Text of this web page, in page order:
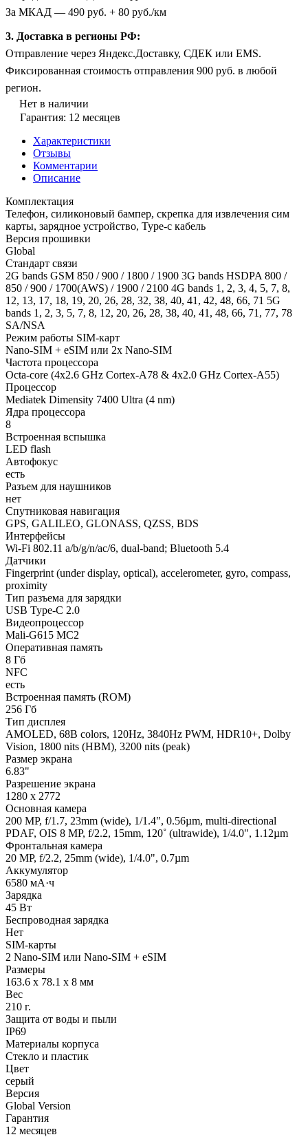
За МКАД — 490 руб. + 80 руб./км
3. Доставка в регионы РФ:
Отправление через Яндекс.Доставку, СДЕК или EMS.
Фиксированная стоимость отправления 900 руб. в любой
регион.
Нет в наличии
Гарантия: 12 месяцев
Характеристики
Отзывы
Комментарии
Описание
Комплектация
Телефон, силиконовый бампер, скрепка для извлечения сим
карты, зарядное устройство, Type-c кабель
Версия прошивки
Global
Стандарт связи
2G bands GSM 850 / 900 / 1800 / 1900 3G bands HSDPA 800 /
850 / 900 / 1700(AWS) / 1900 / 2100 4G bands 1, 2, 3, 4, 5, 7, 8,
12, 13, 17, 18, 19, 20, 26, 28, 32, 38, 40, 41, 42, 48, 66, 71 5G
bands 1, 2, 3, 5, 7, 8, 12, 20, 26, 28, 38, 40, 41, 48, 66, 71, 77, 78
SA/NSA
Режим работы SIM-карт
Nano-SIM + eSIM или 2x Nano-SIM
Частота процессора
Octa-core (4x2.6 GHz Cortex-A78 & 4x2.0 GHz Cortex-A55)
Процессор
Mediatek Dimensity 7400 Ultra (4 nm)
Ядра процессора
8
Встроенная вспышка
LED flash
Автофокус
есть
Разъем для наушников
нет
Спутниковая навигация
GPS, GALILEO, GLONASS, QZSS, BDS
Интерфейсы
Wi-Fi 802.11 a/b/g/n/ac/6, dual-band; Bluetooth 5.4
Датчики
Fingerprint (under display, optical), accelerometer, gyro, compass,
proximity
Тип разъема для зарядки
USB Type-C 2.0
Видеопроцессор
Mali-G615 MC2
Оперативная память
8 Гб
NFC
есть
Встроенная память (ROM)
256 Гб
Тип дисплея
AMOLED, 68B colors, 120Hz, 3840Hz PWM, HDR10+, Dolby
Vision, 1800 nits (HBM), 3200 nits (peak)
Размер экрана
6.83"
Разрешение экрана
1280 x 2772
Основная камера
200 MP, f/1.7, 23mm (wide), 1/1.4", 0.56µm, multi-directional
PDAF, OIS 8 MP, f/2.2, 15mm, 120˚ (ultrawide), 1/4.0", 1.12µm
Фронтальная камера
20 MP, f/2.2, 25mm (wide), 1/4.0", 0.7µm
Аккумулятор
6580 мА·ч
Зарядка
45 Вт
Беспроводная зарядка
Нет
SIM-карты
2 Nano-SIM или Nano-SIM + eSIM
Размеры
163.6 x 78.1 x 8 мм
Вес
210 г.
Защита от воды и пыли
IP69
Материалы корпуса
Стекло и пластик
Цвет
серый
Версия
Global Version
Гарантия
12 месяцев